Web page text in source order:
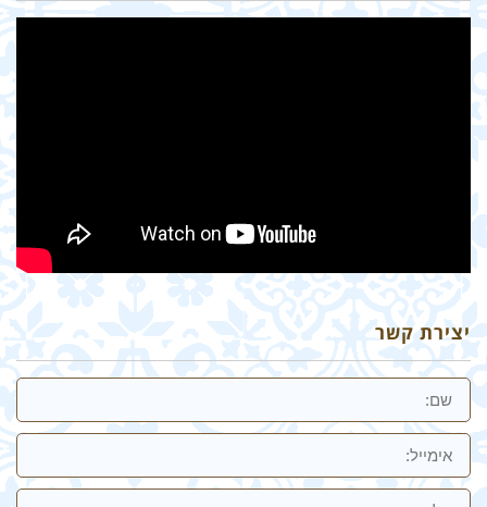
יצירת קשר
שם
אימייל
טלפון: